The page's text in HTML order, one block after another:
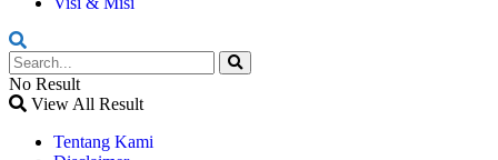
No Result
View All Result
Tentang Kami